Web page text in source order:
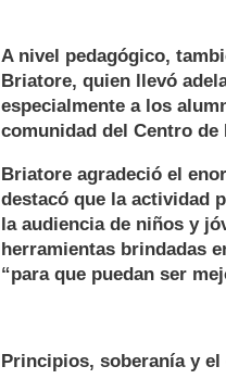
A nivel pedagógico,
Briatore, quien llevó
especialmente a los
comunidad del Centro de
Briatore agradeció el
destacó que la actividad
la audiencia de niños y
herramientas brindadas
“para que puedan ser
Principios, soberanía y